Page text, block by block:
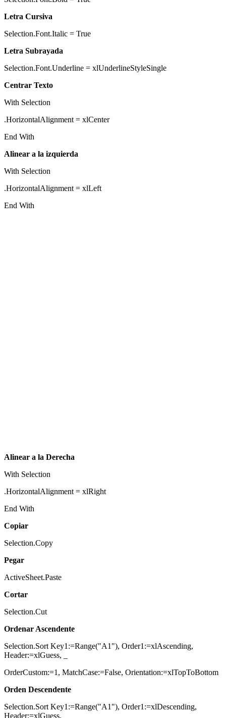
Letra Cursiva
Selection.Font.Italic = True
Letra Subrayada
Selection.Font.Underline = xlUnderlineStyleSingle
Centrar Texto
With Selection
.HorizontalAlignment = xlCenter
End With
Alinear a la izquierda
With Selection
.HorizontalAlignment = xlLeft
End With
Alinear a la Derecha
With Selection
.HorizontalAlignment = xlRight
End With
Copiar
Selection.Copy
Pegar
ActiveSheet.Paste
Cortar
Selection.Cut
Ordenar Ascendente
Selection.Sort Key1:=Range("A1"), Order1:=xlAscending,
Header:=xlGuess, _
OrderCustom:=1, MatchCase:=False, Orientation:=xlTopToBottom
Orden Descendente
Selection.Sort Key1:=Range("A1"), Order1:=xlDescending,
Header:=xlGuess, _